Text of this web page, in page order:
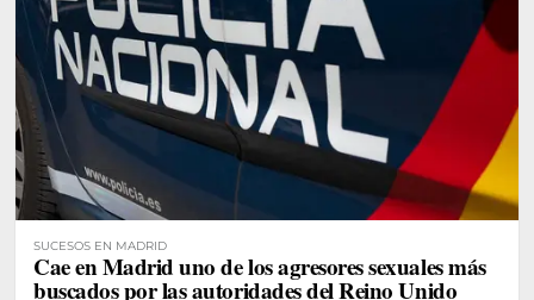
SUCESOS EN MADRID
Cae en Madrid uno de los agresores sexuales más
buscados por las autoridades del Reino Unido